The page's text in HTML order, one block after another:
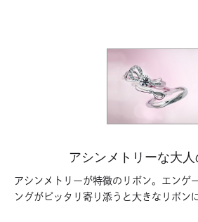
アシンメトリーな大
アシンメトリーが特徴のリボン。エンゲ
ングがピッタリ寄り添うと大きなリボン